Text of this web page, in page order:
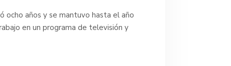
ocho años y se mantuvo hasta el año
en un programa de televisión y